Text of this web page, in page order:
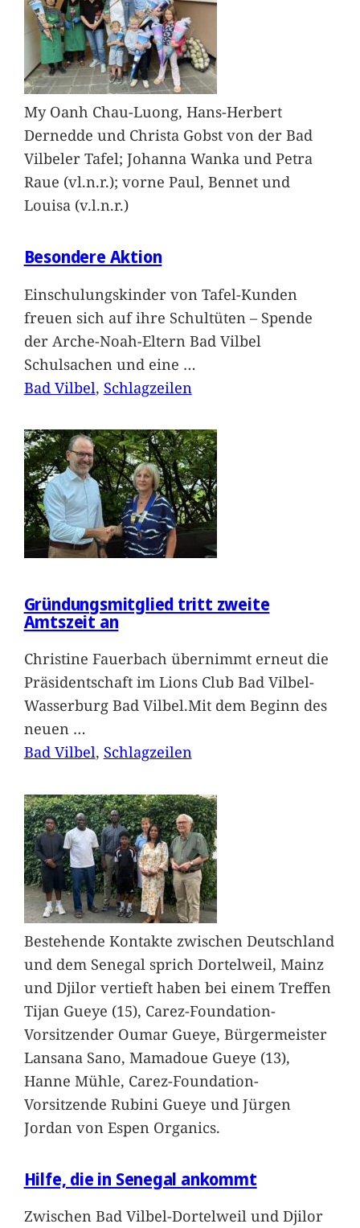
My Oanh Chau-Luong, Hans-Herbert
Dernedde und Christa Gobst von der Bad
Vilbeler Tafel; Johanna Wanka und Petra
Raue (vl.n.r.); vorne Paul, Bennet und
Louisa (v.l.n.r.)
Besondere Aktion
Einschulungskinder von Tafel-Kunden
freuen sich auf ihre Schultüten – Spende
der Arche-Noah-Eltern Bad Vilbel
Schulsachen und eine …
Bad Vilbel, Schlagzeilen
Gründungsmitglied tritt zweite
Amtszeit an
Christine Fauerbach übernimmt erneut die
Präsidentschaft im Lions Club Bad Vilbel-
Wasserburg Bad Vilbel.Mit dem Beginn des
neuen …
Bad Vilbel, Schlagzeilen
Bestehende Kontakte zwischen Deutschland
und dem Senegal sprich Dortelweil, Mainz
und Djilor vertieft haben bei einem Treffen
Tijan Gueye (15), Carez-Foundation-
Vorsitzender Oumar Gueye, Bürgermeister
Lansana Sano, Mamadoue Gueye (13),
Hanne Mühle, Carez-Foundation-
Vorsitzende Rubini Gueye und Jürgen
Jordan von Espen Organics.
Hilfe, die in Senegal ankommt
Zwischen Bad Vilbel-Dortelweil und Djilor